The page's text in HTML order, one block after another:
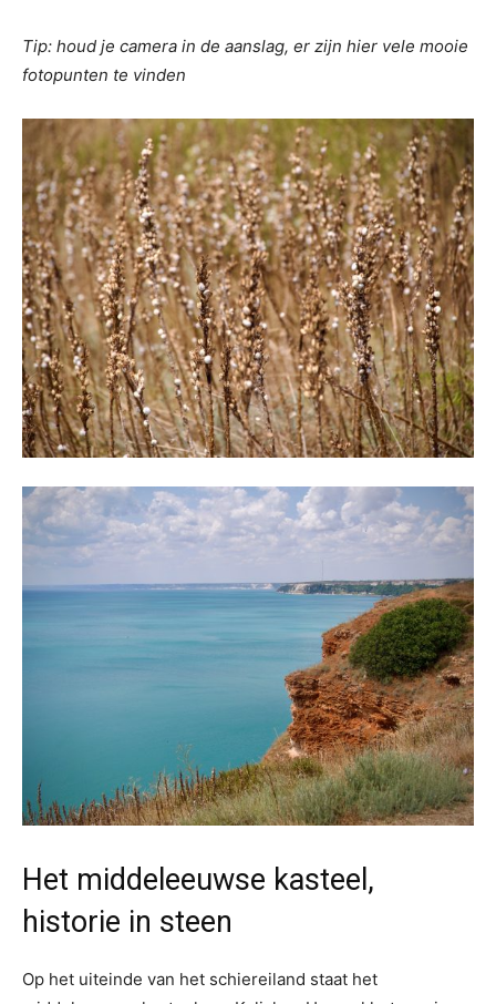
Tip: houd je camera in de aanslag, er zijn hier vele mooie
fotopunten te vinden
Het middeleeuwse kasteel,
historie in steen
Op het uiteinde van het schiereiland staat het